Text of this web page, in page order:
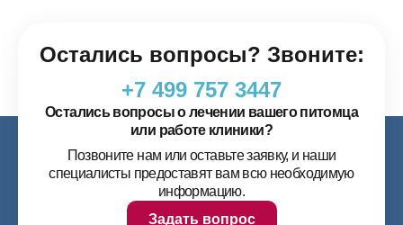
Остались вопросы? Звоните:
+7 499 757 3447
Остались вопросы о лечении вашего питомца
или работе клиники?
Позвоните нам или оставьте заявку, и наши
специалисты предоставят вам всю необходимую
информацию.
Задать вопрос